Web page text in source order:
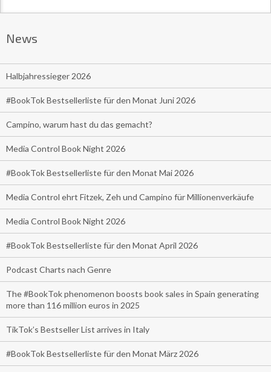
News
Halbjahressieger 2026
#BookTok Bestsellerliste für den Monat Juni 2026
Campino, warum hast du das gemacht?
Media Control Book Night 2026
#BookTok Bestsellerliste für den Monat Mai 2026
Media Control ehrt Fitzek, Zeh und Campino für Millionenverkäufe
Media Control Book Night 2026
#BookTok Bestsellerliste für den Monat April 2026
Podcast Charts nach Genre
The #BookTok phenomenon boosts book sales in Spain generating
more than 116 million euros in 2025
TikTok’s Bestseller List arrives in Italy
#BookTok Bestsellerliste für den Monat März 2026